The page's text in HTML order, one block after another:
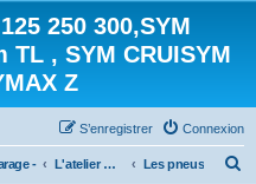
250 300,SYM
TL , SYM CRUISYM
Z
Connexion
S’enregistrer
- L'atelier mécanique Les pneus